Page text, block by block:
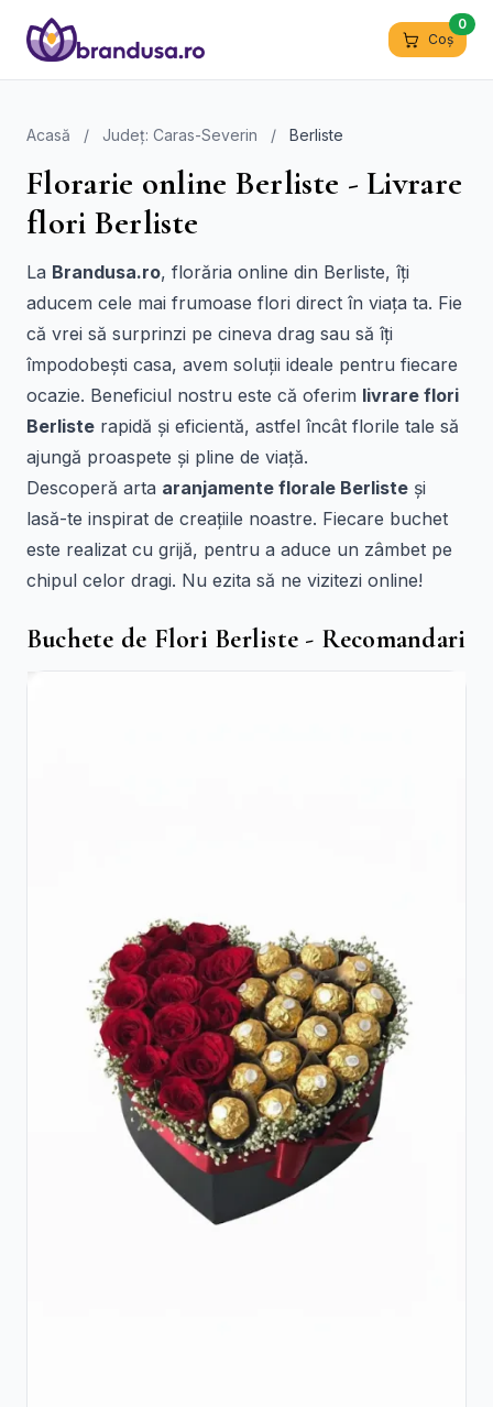
Coș
0
Acasă / Județ: Caras-Severin / Berliste
Florarie online Berliste - Livrare
flori Berliste
La Brandusa.ro, florăria online din Berliste, îți
aducem cele mai frumoase flori direct în viața ta. Fie
că vrei să surprinzi pe cineva drag sau să îți
împodobești casa, avem soluții ideale pentru fiecare
ocazie. Beneficiul nostru este că oferim livrare flori
Berliste rapidă și eficientă, astfel încât florile tale să
ajungă proaspete și pline de viață.
Descoperă arta aranjamente florale Berliste și
lasă-te inspirat de creațiile noastre. Fiecare buchet
este realizat cu grijă, pentru a aduce un zâmbet pe
chipul celor dragi. Nu ezita să ne vizitezi online!
Buchete de Flori Berliste - Recomandari